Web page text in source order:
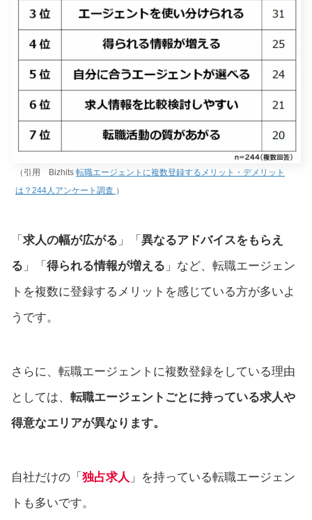
（引用 Bizhits 転職エージェントに複数登録するメリット・デメリット
は？244人アンケート調査 ）
「 求人の幅が広がる 」「 異なるアドバイスをもらえ
る 」「 得られる情報が増える 」など、転職エージェン
トを複数に登録するメリットを感じている方が多いよ
うです。
さらに、転職エージェントに複数登録をしている理由
としては、 転職エージェントごとに持っている求人や
得意なエリアが異なります。
自社だけの「 独占求人 」を持っている転職エージェン
トも多いです。